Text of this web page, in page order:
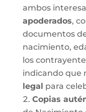
ambos
apoderados,
documentos
nacimiento,
los
indicando que
legal para
Copias